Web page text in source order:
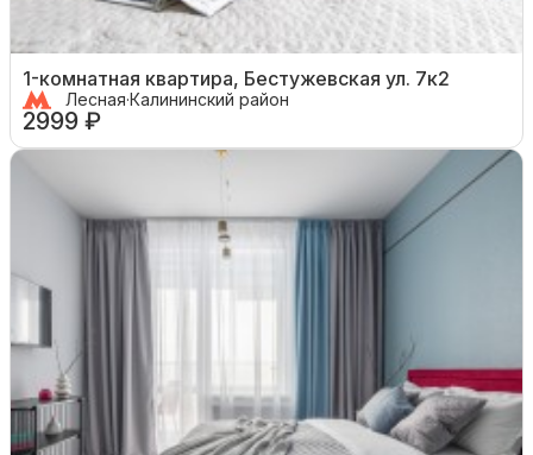
1-комнатная квартира, Бестужевская ул. 7к2
Лесная·Калининский район
2999 ₽